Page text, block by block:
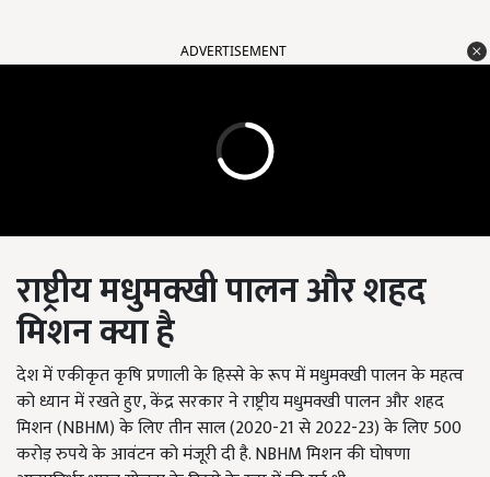
ADVERTISEMENT
राष्ट्रीय मधुमक्खी पालन और शहद
मिशन क्या है
देश में एकीकृत कृषि प्रणाली के हिस्से के रूप में मधुमक्खी पालन के महत्व
को ध्यान में रखते हुए, केंद्र सरकार ने राष्ट्रीय मधुमक्खी पालन और शहद
मिशन (NBHM) के लिए तीन साल (2020-21 से 2022-23) के लिए 500
करोड़ रुपये के आवंटन को मंजूरी दी है. NBHM मिशन की घोषणा